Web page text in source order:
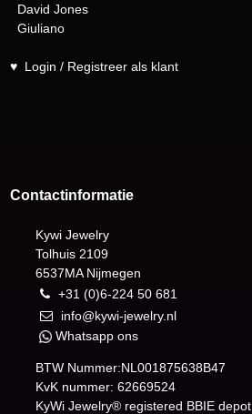
David Jones
Giuliano
♥ Login / Registreer als klant
Contactinformatie
Kywi Jewelry
Tolhuis 2109
6537MA Nijmegen
+31 (0)6-224 50 681
info@kywi-jewelry.nl
Whatsapp ons
BTW Nummer:NL001875638B47
KvK nummer: 62669524
KyWi Jewelry® registered BBIE depot